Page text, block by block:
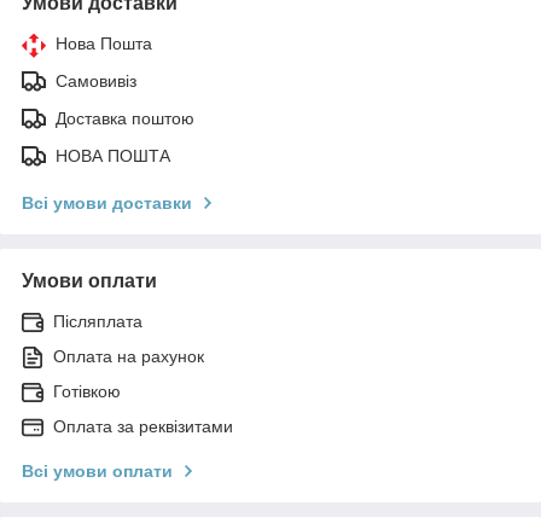
Нова Пошта
Самовивіз
Доставка поштою
НОВА ПОШТА
Всі умови доставки
Умови оплати
Післяплата
Оплата на рахунок
Готівкою
Оплата за реквізитами
Всі умови оплати